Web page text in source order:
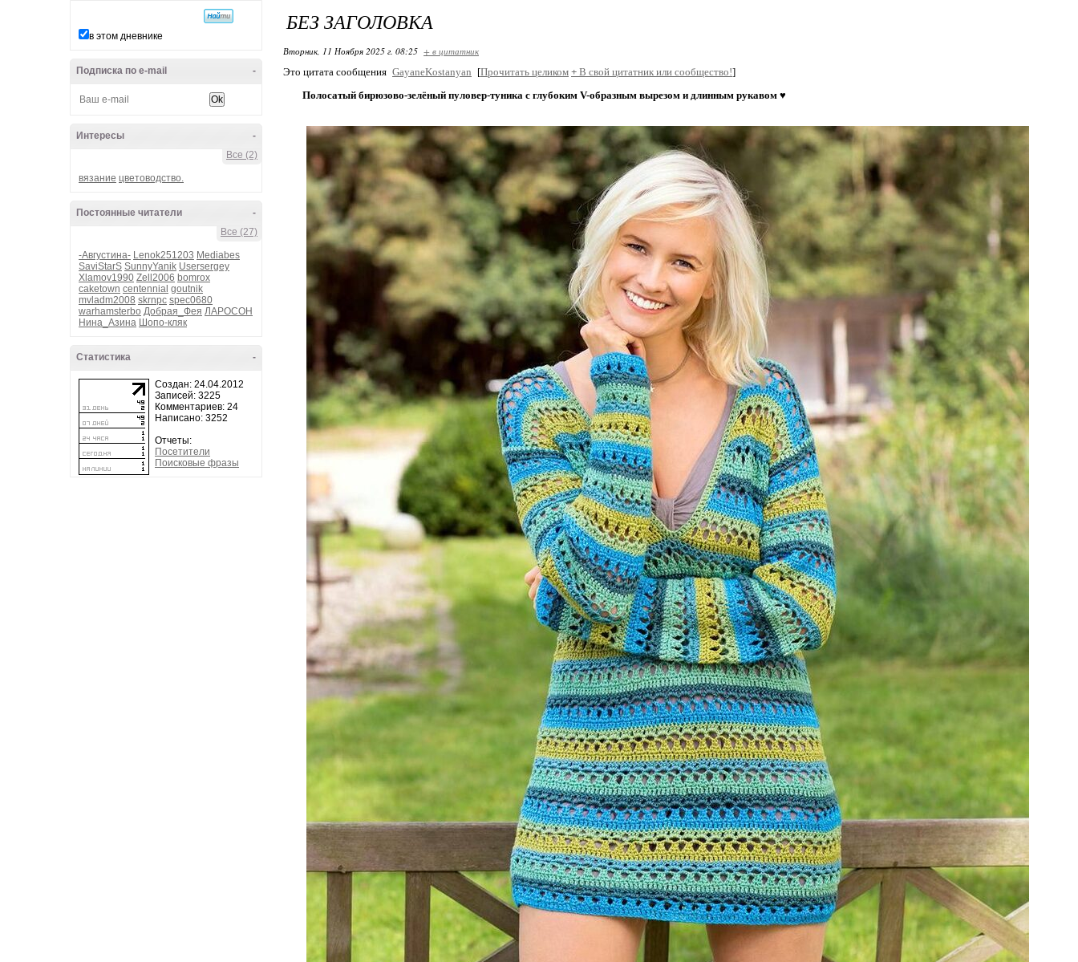
в этом дневнике
-
Подписка по e-mail
-
Интересы
Все (2)
вязание цветоводство.
-
Постоянные читатели
Все (27)
-Августина- Lenok251203 Mediabes
SaviStarS SunnyYanik Usersergey
Xlamov1990 Zell2006 bomrox
caketown centennial goutnik
mvladm2008 skrnpc spec0680
warhamsterbo Добрая_Фея ЛАРОСОН
Нина_Азина Шопо-кляк
-
Статистика
Создан: 24.04.2012
Записей: 3225
Комментариев: 24
Написано: 3252
Отчеты:
Посетители
Поисковые фразы
БЕЗ ЗАГОЛОВКА
Вторник, 11 Ноября 2025 г. 08:25 + в цитатник
Это цитата сообщения GayaneKostanyan [Прочитать целиком + В свой цитатник или сообщество!]
Полосатый бирюзово-зелёный пуловер-туника с глубоким V-образным вырезом и длинным рукавом ♥